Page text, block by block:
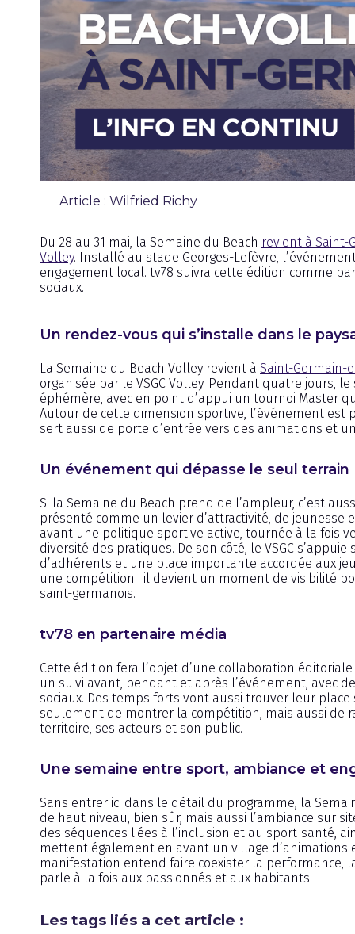
Article : Wilfried Richy
Du 28 au 31 mai, la Semaine du Beach revient à Saint-
Volley. Installé au stade Georges-Lefèvre,
engagement local. tv78 suivra cette édition comme
sociaux.
Un rendez-vous qui s’installe dans le
La Semaine du Beach Volley revient à Saint-Germain-
organisée par le VSGC Volley. Pendant quatre jours,
éphémère, avec en point d’appui un tournoi Master
Autour de cette dimension sportive, l’événement
sert aussi de porte d’entrée vers des animations et
Un événement qui dépasse le seul terrain
Si la Semaine du Beach prend de l’ampleur, c’est
présenté comme un levier d’attractivité, de jeunesse
avant une politique sportive active, tournée à la fois
diversité des pratiques. De son côté, le VSGC
d’adhérents et une place importante accordée aux
une compétition : il devient un moment de visibilité
saint-germanois.
tv78 en partenaire média
Cette édition fera l’objet d’une collaboration
un suivi avant, pendant et après l’événement, avec
sociaux. Des temps forts vont aussi trouver leur
seulement de montrer la compétition, mais aussi de
territoire, ses acteurs et son public.
Une semaine entre sport, ambiance et
Sans entrer ici dans le détail du programme, la
de haut niveau, bien sûr, mais aussi l’ambiance sur
des séquences liées à l’inclusion et au sport-santé,
mettent également en avant un village
manifestation entend faire coexister la performance,
parle à la fois aux passionnés et aux habitants.
Les tags liés a cet article :